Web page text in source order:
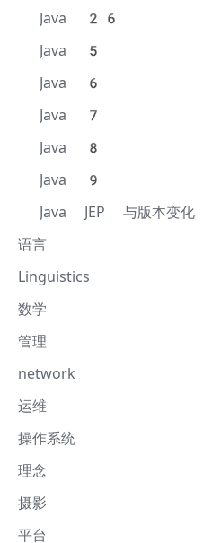
Java 26
Java 5
Java 6
Java 7
Java 8
Java 9
Java JEP 与版本变化
语言
Linguistics
数学
管理
network
运维
操作系统
理念
摄影
平台